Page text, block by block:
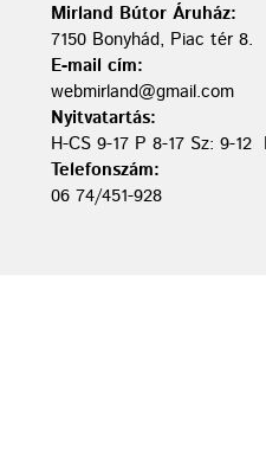
Mirland Bútor Áruház:
7150 Bonyhád, Piac tér 8.
E-mail cím:
webmirland@gmail.com
Nyitvatartás:
H-CS 9-17 P 8-17 Sz: 9-12
Telefonszám:
06 74/451-928